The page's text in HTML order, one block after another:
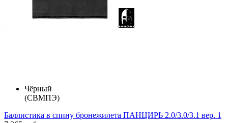
Чёрный
(СВМПЭ)
Баллистика в спину бронежилета ПАНЦИРЬ 2.0/3.0/3.1 вер. 1